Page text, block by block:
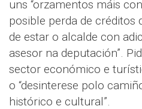
uns “orzamentos máis
posible perda de créditos
de estar o alcalde con
asesor na deputación”.
sector económico e
o “desinterese polo
histórico e cultural”.